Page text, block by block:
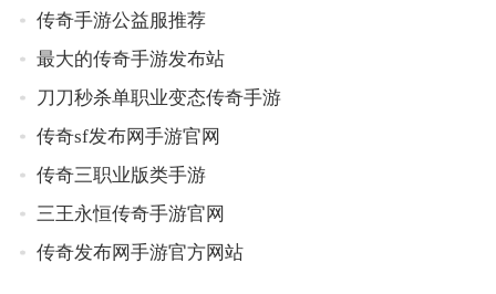
传奇手游公益服推荐
最大的传奇手游发布站
刀刀秒杀单职业变态传奇手游
传奇sf发布网手游官网
传奇三职业版类手游
三王永恒传奇手游官网
传奇发布网手游官方网站